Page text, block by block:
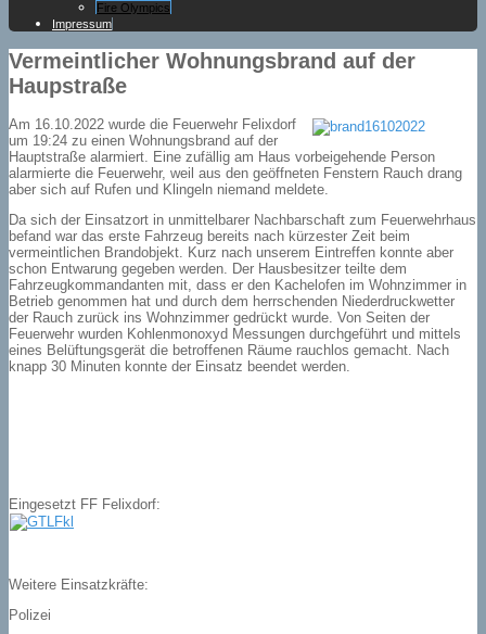
Fire Olympics
Impressum
Vermeintlicher Wohnungsbrand auf der
Haupstraße
Am 16.10.2022 wurde die Feuerwehr Felixdorf
um 19:24 zu einen Wohnungsbrand auf der
Hauptstraße alarmiert. Eine zufällig am Haus vorbeigehende Person
alarmierte die Feuerwehr, weil aus den geöffneten Fenstern Rauch drang
aber sich auf Rufen und Klingeln niemand meldete.
Da sich der Einsatzort in unmittelbarer Nachbarschaft zum Feuerwehrhaus
befand war das erste Fahrzeug bereits nach kürzester Zeit beim
vermeintlichen Brandobjekt. Kurz nach unserem Eintreffen konnte aber
schon Entwarung gegeben werden. Der Hausbesitzer teilte dem
Fahrzeugkommandanten mit, dass er den Kachelofen im Wohnzimmer in
Betrieb genommen hat und durch dem herrschenden Niederdruckwetter
der Rauch zurück ins Wohnzimmer gedrückt wurde. Von Seiten der
Feuerwehr wurden Kohlenmonoxyd Messungen durchgeführt und mittels
eines Belüftungsgerät die betroffenen Räume rauchlos gemacht. Nach
knapp 30 Minuten konnte der Einsatz beendet werden.
Eingesetzt FF Felixdorf:
Weitere Einsatzkräfte:
Polizei